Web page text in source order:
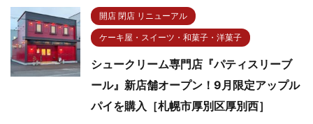
開店 閉店 リニューアル
ケーキ屋・スイーツ・和菓子・洋菓子
シュークリーム専門店『パティスリーブ
ール』新店舗オープン！9月限定アップル
パイを購入［札幌市厚別区厚別西］